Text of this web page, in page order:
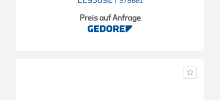
Preis auf Anfrage